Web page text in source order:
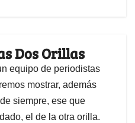
Dos Orillas
equipo de periodistas
mostrar, además
siempre, ese que
el de la otra orilla.